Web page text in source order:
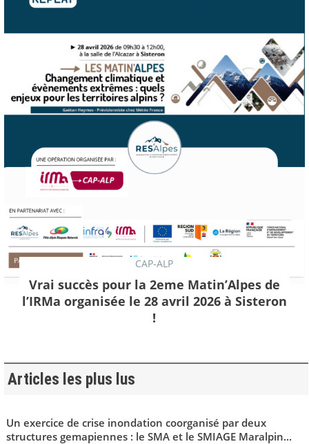
CAP-ALP
Vrai succès pour la 2eme Matin’Alpes de
l’IRMa organisée le 28 avril 2026 à Sisteron
!
Articles les plus lus
Un exercice de crise inondation coorganisé par deux
structures gemapiennes : le SMA et le SMIAGE Maralpin...